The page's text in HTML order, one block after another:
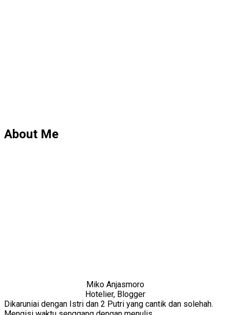
About Me
Miko Anjasmoro
Hotelier, Blogger
Dikaruniai dengan Istri dan 2 Putri yang cantik dan solehah.